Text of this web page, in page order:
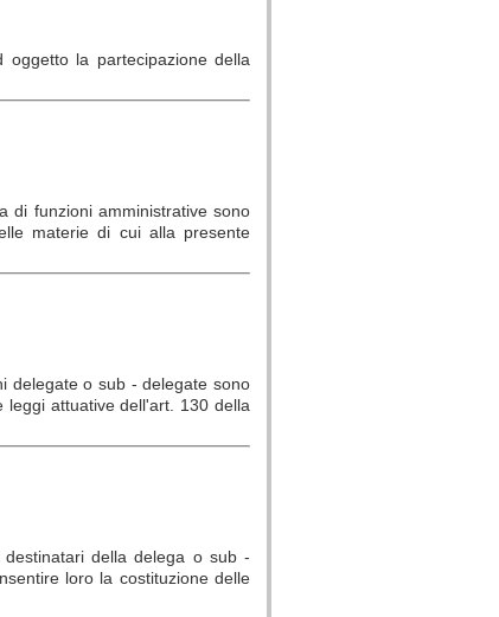
oggetto la partecipazione della
di funzioni amministrative sono
materie di cui alla presente
delegate o sub - delegate sono
attuative dell'art. 130 della
della delega o sub -
loro la costituzione delle